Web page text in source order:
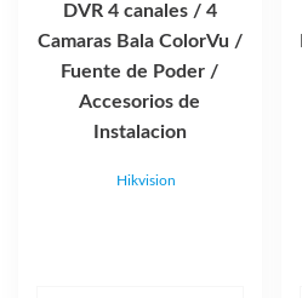
DVR 4 canales / 4
Camaras Bala ColorVu /
Fuente de Poder /
Accesorios de
Instalacion
Hikvision